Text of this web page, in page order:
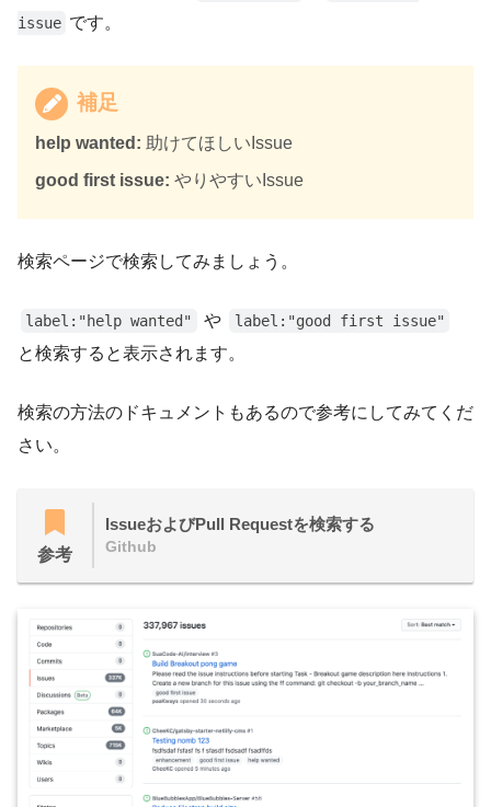
issue です。
補足
help wanted: 助けてほしいIssue
good first issue: やりやすいIssue
検索ページで検索してみましょう。
label:"help wanted" や label:"good first issue"
と検索すると表示されます。
検索の方法のドキュメントもあるので参考にしてみてくだ
さい。
参考
IssueおよびPull Requestを検索する
Github